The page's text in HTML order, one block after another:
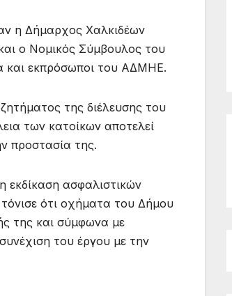
η Δήμαρχος Χαλκιδέων
ο Νομικός Σύμβουλος του
και εκπρόσωποι του ΑΔΜΗΕ.
της διέλευσης του
των κατοίκων αποτελεί
προστασία της.
εκδίκαση ασφαλιστικών
ότι οχήματα του Δήμου
της και σύμφωνα με
του έργου με την